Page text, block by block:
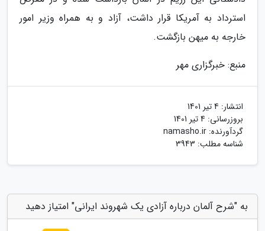
استرداد به آمریکا قرار داشت، آزاد و به همراه وزیر امور
خارجه به میهن بازگشت.
منبع: خبرگزاری مهر
انتشار: 4 تیر 1401
بروزرسانی: 4 تیر 1401
گردآورنده: namasho.ir
شناسه مطلب: 3943
به "شرح آلمان درباره آزادی یک شهروند ایرانی" امتیاز دهید